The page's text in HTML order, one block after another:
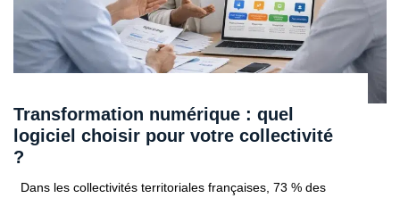
Transformation numérique : quel
logiciel choisir pour votre collectivité
?
Dans les collectivités territoriales françaises, 73 % des